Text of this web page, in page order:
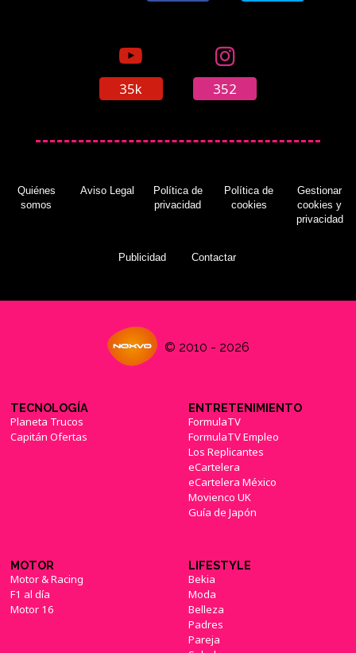
35k 352
Quiénes
somos
Aviso Legal
Política de
privacidad
Política de
cookies
Gestionar
cookies y
privacidad
Publicidad Contactar
© 2010 - 2026
TECNOLOGÍA
Planeta Trucos
Capitán Ofertas
ENTRETENIMIENTO
FormulaTV
FormulaTV Empleo
Los Replicantes
eCartelera
eCartelera México
Movienco UK
Guía de Japón
MOTOR
Motor & Racing
F1 al día
Motor 16
LIFESTYLE
Bekia
Moda
Belleza
Padres
Pareja